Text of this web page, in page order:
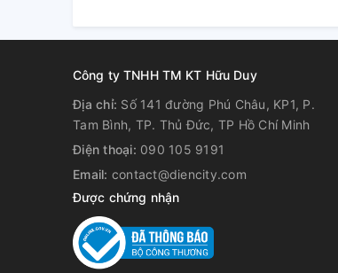
Công ty TNHH TM KT Hữu Duy
Địa chỉ: Số 141 đường Phú Châu, KP1, P.
Tam Bình, TP. Thủ Đức, TP Hồ Chí Minh
Điện thoại: 090 105 9191
Email: contact@diencity.com
Được chứng nhận